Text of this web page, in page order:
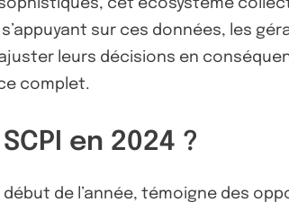
cet écosystème
s’appuyant sur ces données, les
leurs décisions en
complet.
en 2024 ?
début de l’année, témoigne des